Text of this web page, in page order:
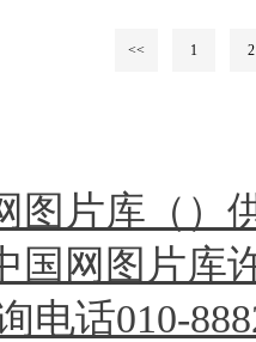
<< 1 2
图片库（）
国网图片库
电话010-